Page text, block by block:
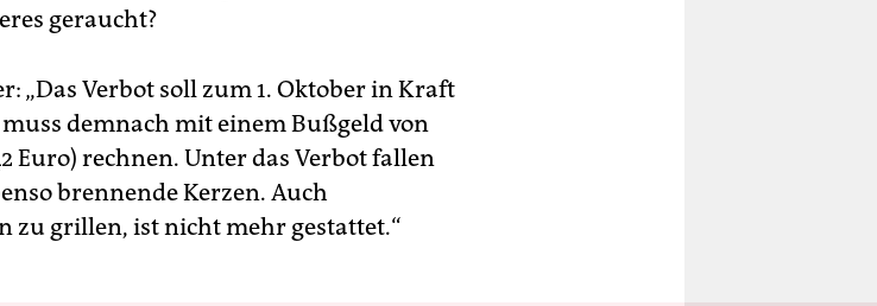
geraucht?
„Das Verbot soll zum 1. Oktober in Kraft
demnach mit einem Bußgeld von
Euro) rechnen. Unter das Verbot fallen
brennende Kerzen. Auch
zu grillen, ist nicht mehr gestattet.“